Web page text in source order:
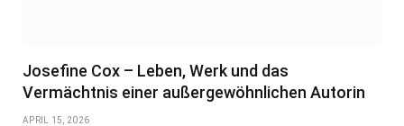
Josefine Cox – Leben, Werk und das
Vermächtnis einer außergewöhnlichen Autorin
APRIL 15, 2026